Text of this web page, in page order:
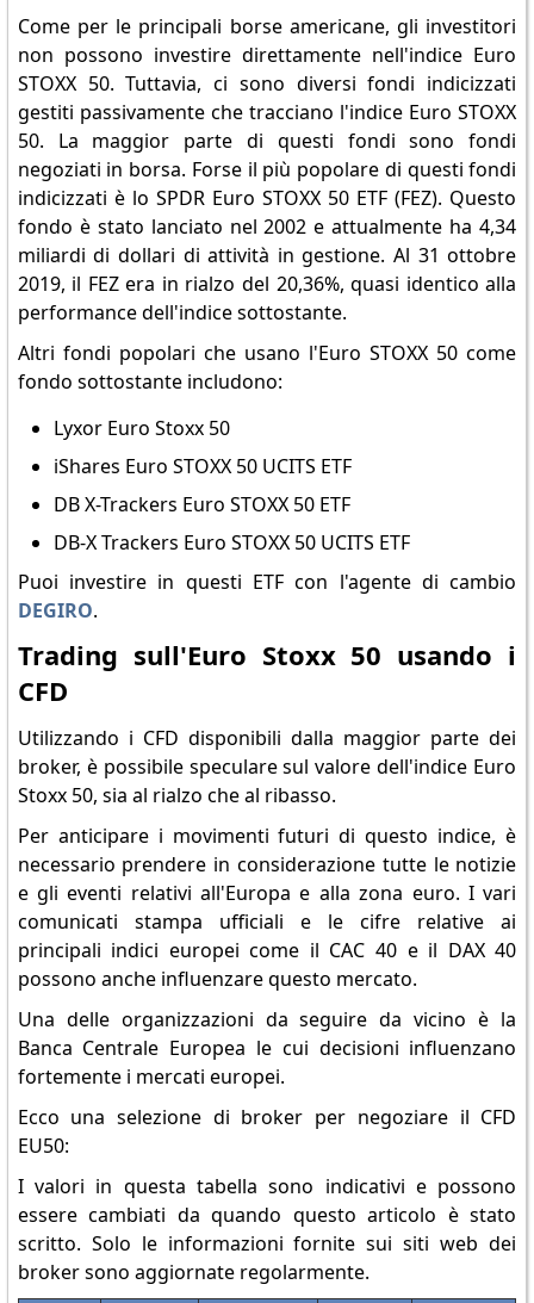
Come per le principali borse americane, gli investitori
non possono investire direttamente nell'indice Euro
STOXX 50. Tuttavia, ci sono diversi fondi indicizzati
gestiti passivamente che tracciano l'indice Euro STOXX
50. La maggior parte di questi fondi sono fondi
negoziati in borsa. Forse il più popolare di questi fondi
indicizzati è lo SPDR Euro STOXX 50 ETF (FEZ). Questo
fondo è stato lanciato nel 2002 e attualmente ha 4,34
miliardi di dollari di attività in gestione. Al 31 ottobre
2019, il FEZ era in rialzo del 20,36%, quasi identico alla
performance dell'indice sottostante.
Altri fondi popolari che usano l'Euro STOXX 50 come
fondo sottostante includono:
Lyxor Euro Stoxx 50
iShares Euro STOXX 50 UCITS ETF
DB X-Trackers Euro STOXX 50 ETF
DB-X Trackers Euro STOXX 50 UCITS ETF
Puoi investire in questi ETF con l'agente di cambio
DEGIRO.
Trading sull'Euro Stoxx 50 usando i
CFD
Utilizzando i CFD disponibili dalla maggior parte dei
broker, è possibile speculare sul valore dell'indice Euro
Stoxx 50, sia al rialzo che al ribasso.
Per anticipare i movimenti futuri di questo indice, è
necessario prendere in considerazione tutte le notizie
e gli eventi relativi all'Europa e alla zona euro. I vari
comunicati stampa ufficiali e le cifre relative ai
principali indici europei come il CAC 40 e il DAX 40
possono anche influenzare questo mercato.
Una delle organizzazioni da seguire da vicino è la
Banca Centrale Europea le cui decisioni influenzano
fortemente i mercati europei.
Ecco una selezione di broker per negoziare il CFD
EU50:
I valori in questa tabella sono indicativi e possono
essere cambiati da quando questo articolo è stato
scritto. Solo le informazioni fornite sui siti web dei
broker sono aggiornate regolarmente.